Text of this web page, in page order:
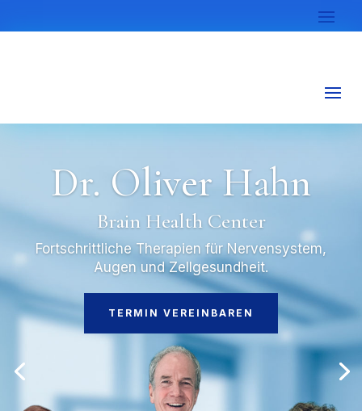
Dr. Oliver Hahn
Brain Health Center
Fortschrittliche Therapien für Nervensystem,
Augen und Zellgesundheit.
TERMIN VEREINBAREN